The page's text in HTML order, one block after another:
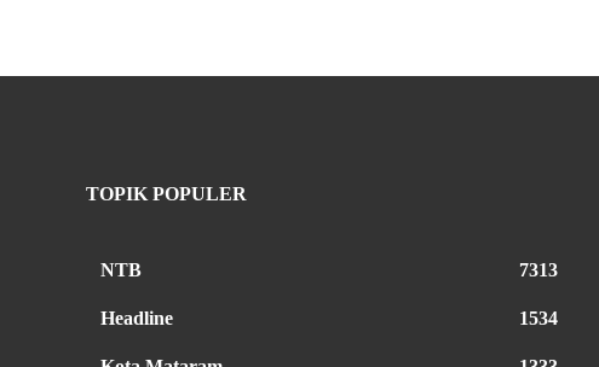
TOPIK POPULER
NTB 7313
Headline 1534